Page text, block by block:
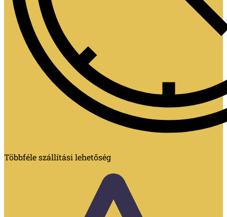
Többféle szállítási lehetőség